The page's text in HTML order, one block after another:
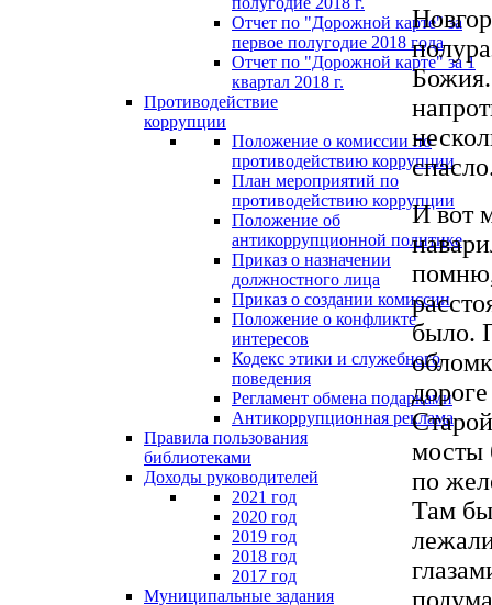
Отчет по "Дорожной карте" за
первое полугодие 2018 года
Отчет по "Дорожной карте" за 1
квартал 2018 г.
Противодействие
коррупции
Положение о комиссии по
противодействию коррупции
План мероприятий по
противодействию коррупции
Положение об
антикоррупционной политике
Приказ о назначении
должностного лица
Приказ о создании комиссии
Положение о конфликте
интересов
Кодекс этики и служебного
поведения
Регламент обмена подарками
Антикоррупционная реклама
Правила пользования
библиотеками
Доходы руководителей
2021 год
2020 год
2019 год
2018 год
2017 год
Муниципальные задания
Божия.
И вот
помню,
было.
мосты
по
Там